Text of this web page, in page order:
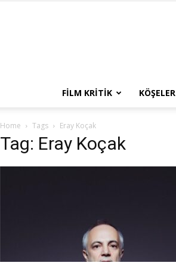
FILM KRITIK KÖŞELER
Home Tags Eray Koçak
Tag: Eray Koçak